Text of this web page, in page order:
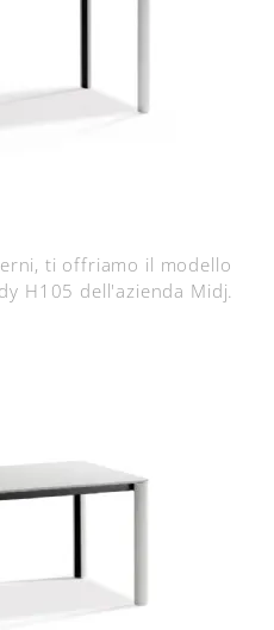
ti offriamo il modello
H105 dell'azienda Midj.